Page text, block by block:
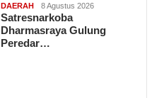
DAERAH 8 Agustus 2026
Satresnarkoba
Dharmasraya Gulung
Peredar…